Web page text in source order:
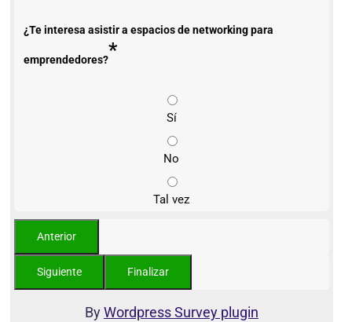
¿Te interesa asistir a espacios de networking para
emprendedores?*
Sí
No
Tal vez
ByWordpress Survey plugin